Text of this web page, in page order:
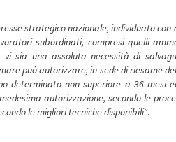
strategico nazionale, individuato
subordinati, compresi quelli
sia una assoluta necessità di
può autorizzare, in sede di riesame
determinato non superiore a 36 mesi
autorizzazione, secondo le
le migliori tecniche disponibili“.